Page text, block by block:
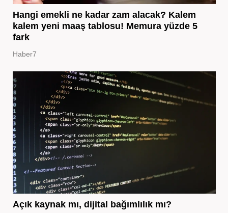
Hangi emekli ne kadar zam alacak? Kalem
kalem yeni maaş tablosu! Memura yüzde 5
fark
Haber7
Açık kaynak mı, dijital bağımlılık mı?